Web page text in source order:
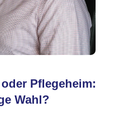
Pflegeheim:
Wahl?